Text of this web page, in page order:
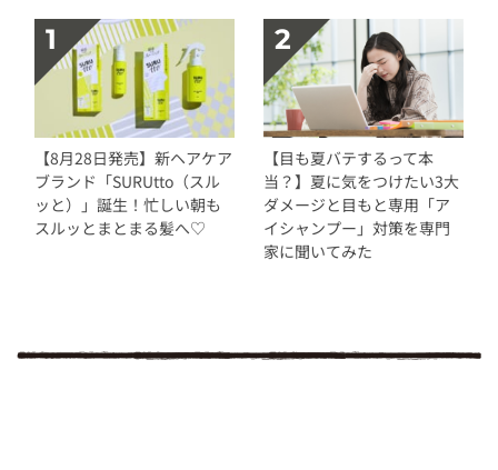
【8月28日発売】新ヘアケア
ブランド「SURUtto（スル
ッと）」誕生！忙しい朝も
スルッとまとまる髪へ♡
【目も夏バテするって本
当？】夏に気をつけたい3大
ダメージと目もと専用「ア
イシャンプー」対策を専門
家に聞いてみた